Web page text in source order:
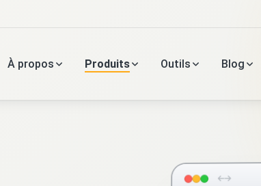
À propos Produits Outils Blog